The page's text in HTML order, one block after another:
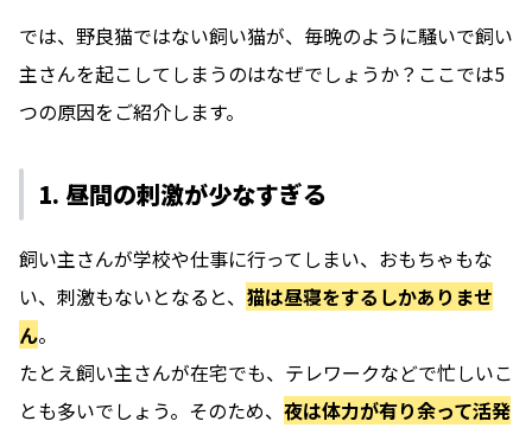
では、野良猫ではない飼い猫が、毎晩のように騒いで飼い
主さんを起こしてしまうのはなぜでしょうか？ここでは5
つの原因をご紹介します。
1. 昼間の刺激が少なすぎる
飼い主さんが学校や仕事に行ってしまい、おもちゃもな
い、刺激もないとなると、 猫は昼寝をするしかありませ
ん。
たとえ飼い主さんが在宅でも、テレワークなどで忙しいこ
とも多いでしょう。そのため、 夜は体力が有り余って活発